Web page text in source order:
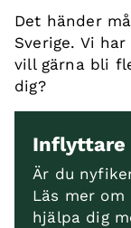
Det händer
Sverige. Vi
vill gärna bli
dig?
Inflyttare
Är du
Läs mer om
hjälpa dig